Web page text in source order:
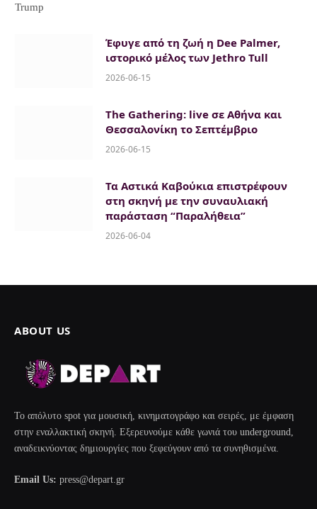
Trump
Έφυγε από τη ζωή η Dee Palmer,
ιστορικό μέλος των Jethro Tull
2026-06-15
The Gathering: live σε Αθήνα και
Θεσσαλονίκη το Σεπτέμβριο
2026-06-15
Τα Αστικά Καβούκια επιστρέφουν
στη σκηνή με την συναυλιακή
παράσταση “Παραλήθεια”
2026-06-04
ABOUT US
Το απόλυτο spot για μουσική, κινηματογράφο και σειρές, με έμφαση
στην εναλλακτική σκηνή. Εξερευνούμε κάθε γωνιά του underground,
αναδεικνύοντας δημιουργίες που ξεφεύγουν από τα συνηθισμένα.
Email Us: press@depart.gr